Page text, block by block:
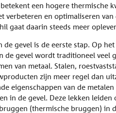
een hogere thermische
verbeteren en optimaliseren
gaat daarin steeds meer
de gevel is de eerste stap. Op
de gevel wordt traditioneel veel
van metaal. Stalen,
zijn meer regel dan
eigenschappen van de
in de gevel. Deze lekken leiden
(thermische bruggen) in